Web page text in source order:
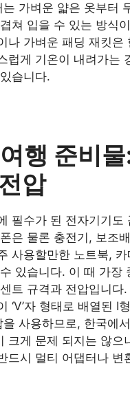
가벼운 얇은 옷부터
쳐 입을 수 있는 방식
나 가벼운 패딩 재킷은
럽게 기온이 내려가는
습니다.
행 준비
압
필수가 된 전자기기도
은 물론 충전기, 보조
사용할만한 노트북, 카
있습니다. 이 때 가장
트 규격과 전압입니다
‘V’자 형태로 배열된 I
사용하므로, 한국에
크게 문제 되지는 않으
드시 멀티 어댑터나 변